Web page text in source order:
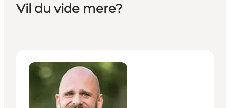
Vil du vide mere?